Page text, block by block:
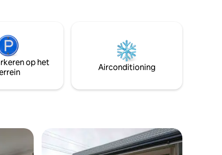
op het
Airconditioning